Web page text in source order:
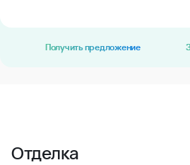
Получить предложение
Отделка